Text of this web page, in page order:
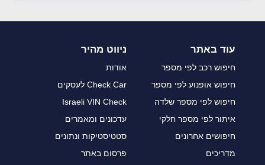
עוד באתר
חיפוש רכב לפי מספר
חיפוש אופנוע לפי מספר
חיפוש לפי מספר שלדה
איתור לפי מספר חלקי
חיפושים אחרונים
מדריכים
ניווט מהיר
אודות
Check Car לעסקים
Israeli VIN Check
עדכונים ומאמרים
סטטיסטיקות ונתונים
פרסום באתר